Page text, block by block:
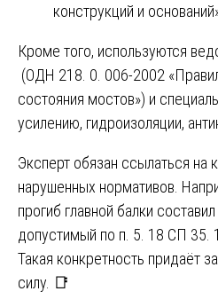
конструкций и
Кроме того, используются
(ОДН 218. 0. 006-2002
состояния мостов») и
усилению, гидроизоляции,
Эксперт обязан ссылаться на
нарушенных нормативов.
прогиб главной балки
допустимый по п. 5. 18 СП 35.
Такая конкретность придаёт
силу. 📑